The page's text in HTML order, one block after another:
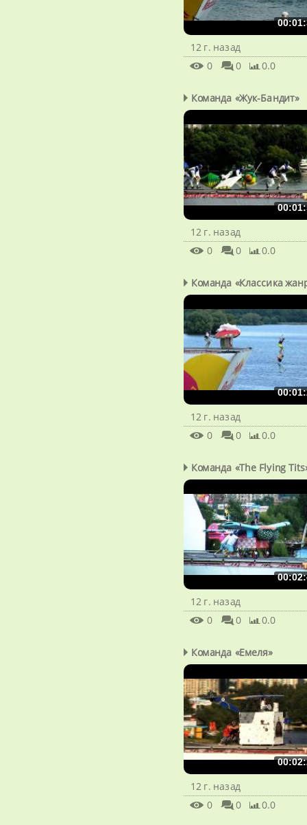
12 г. назад
0
0 0.0
Команда «Жук-Бандит»
12 г. назад
0
0 0.0
Команда «Классика
12 г. назад
0
0 0.0
Команда «The Flying
12 г. назад
0
0 0.0
Команда «Емеля»
12 г. назад
0
0 0.0